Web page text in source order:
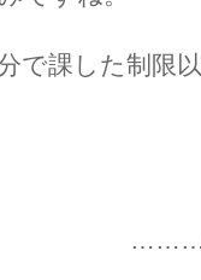
で課した制限